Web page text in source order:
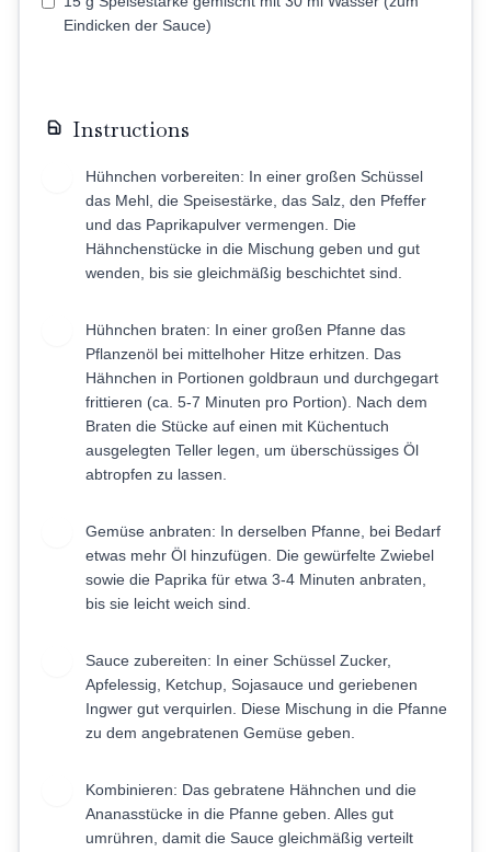
Eindicken der Sauce)
Instructions
Hühnchen vorbereiten: In einer großen Schüssel
das Mehl, die Speisestärke, das Salz, den Pfeffer
und das Paprikapulver vermengen. Die
Hähnchenstücke in die Mischung geben und gut
wenden, bis sie gleichmäßig beschichtet sind.
Hühnchen braten: In einer großen Pfanne das
Pflanzenöl bei mittelhoher Hitze erhitzen. Das
Hähnchen in Portionen goldbraun und durchgegart
frittieren (ca. 5-7 Minuten pro Portion). Nach dem
Braten die Stücke auf einen mit Küchentuch
ausgelegten Teller legen, um überschüssiges Öl
abtropfen zu lassen.
Gemüse anbraten: In derselben Pfanne, bei Bedarf
etwas mehr Öl hinzufügen. Die gewürfelte Zwiebel
sowie die Paprika für etwa 3-4 Minuten anbraten,
bis sie leicht weich sind.
Sauce zubereiten: In einer Schüssel Zucker,
Apfelessig, Ketchup, Sojasauce und geriebenen
Ingwer gut verquirlen. Diese Mischung in die Pfanne
zu dem angebratenen Gemüse geben.
Kombinieren: Das gebratene Hähnchen und die
Ananasstücke in die Pfanne geben. Alles gut
umrühren, damit die Sauce gleichmäßig verteilt